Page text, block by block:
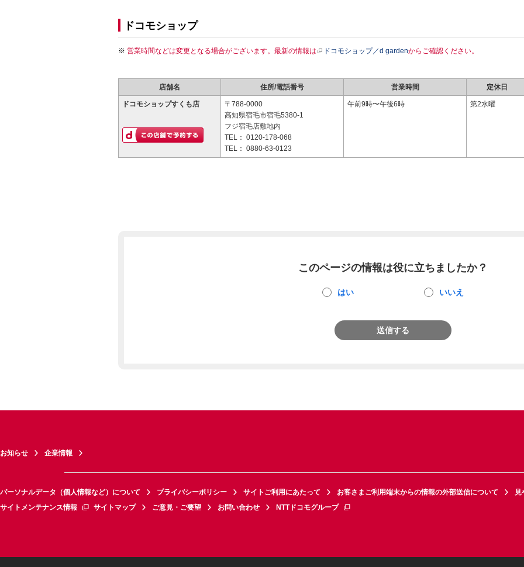
ドコモショップ
営業時間などは変更となる場合がございます。最新の情報は ドコモショップ／d gardenからご確認ください。
店舗名 住所/電話番号 営業時間 定休日
ドコモショップすくも店
〒788-0000
高知県宿毛市宿毛5380-1
フジ宿毛店敷地内
TEL： 0120-178-068
TEL： 0880-63-0123
午前9時〜午後6時 第2水曜
このページの情報は役に立ちましたか？
はい いいえ
送信する
お知らせ 企業情報
パーソナルデータ（個人情報など）について プライバシーポリシー サイトご利用にあたって お客さまご利用端末からの情報の外部送信について
見
サイトメンテナンス情報
サイトマップ ご意見・ご要望 お問い合わせ NTTドコモグループ